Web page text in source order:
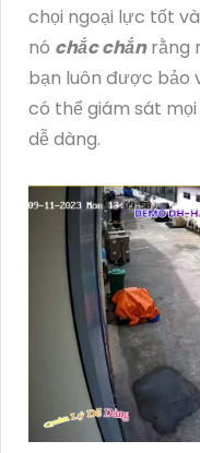
chọi ngoại lực tốt
nó chắc chắnrằng
bạn luôn được bảo
có thể giám sát
dễ dàng.